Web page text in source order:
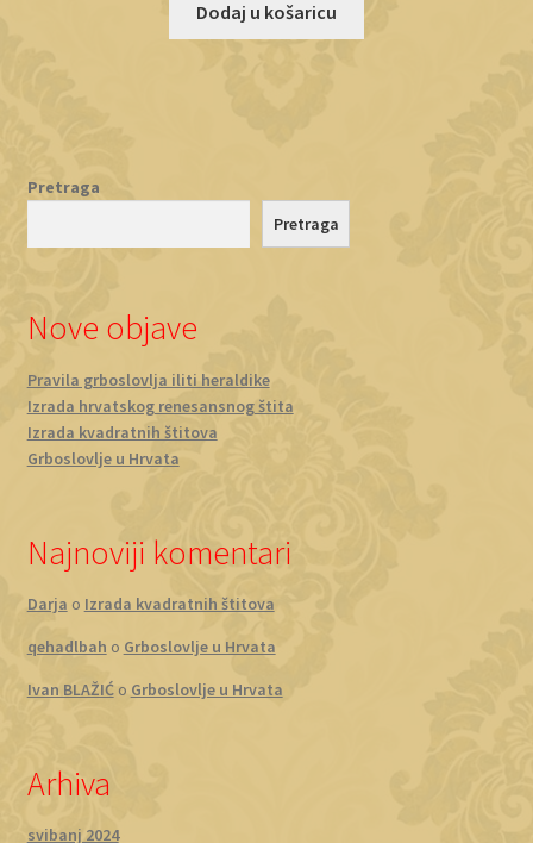
Dodaj u košaricu
Pretraga
Pretraga
Nove objave
Pravila grboslovlja iliti heraldike
Izrada hrvatskog renesansnog štita
Izrada kvadratnih štitova
Grboslovlje u Hrvata
Najnoviji komentari
Darja o Izrada kvadratnih štitova
qehadlbah o Grboslovlje u Hrvata
Ivan BLAŽIĆo Grboslovlje u Hrvata
Arhiva
svibanj 2024